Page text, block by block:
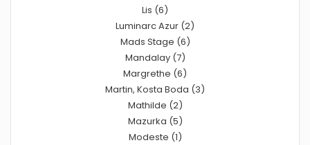
Lis (6)
Luminarc Azur (2)
Mads Stage (6)
Mandalay (7)
Margrethe (6)
Martin, Kosta Boda (3)
Mathilde (2)
Mazurka (5)
Modeste (1)